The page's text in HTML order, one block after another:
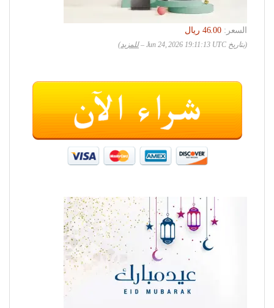
السعر:
‏46.00 ريال
(بتاريخ Jun 24, 2026 19:11:13 UTC – للمزيد)